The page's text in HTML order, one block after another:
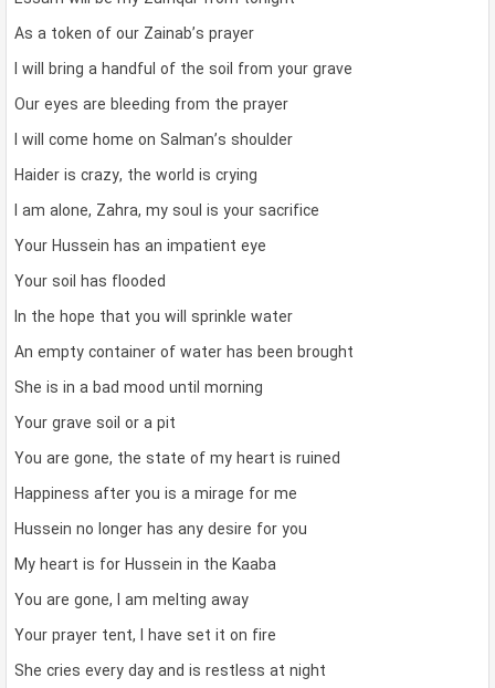
As a token of our Zainab’s prayer
I will bring a handful of the soil from your grave
Our eyes are bleeding from the prayer
I will come home on Salman’s shoulder
Haider is crazy, the world is crying
I am alone, Zahra, my soul is your sacrifice
Your Hussein has an impatient eye
Your soil has flooded
In the hope that you will sprinkle water
An empty container of water has been brought
She is in a bad mood until morning
Your grave soil or a pit
You are gone, the state of my heart is ruined
Happiness after you is a mirage for me
Hussein no longer has any desire for you
My heart is for Hussein in the Kaaba
You are gone, I am melting away
Your prayer tent, I have set it on fire
She cries every day and is restless at night